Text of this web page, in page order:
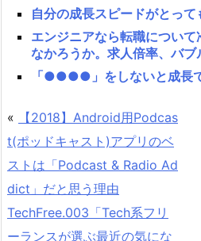
自分の成長スピードがとっ
エンジニアなら転職につい
なかろうか。求人倍率、バブ
「●●●●」をしないと成長
«
【2018】Android用Podcas
t(ポッドキャスト)アプリのベ
ストは「Podcast & Radio Ad
dict」だと思う理由
TechFree.003「Tech系フリ
ーランスが選ぶ最近の気にな